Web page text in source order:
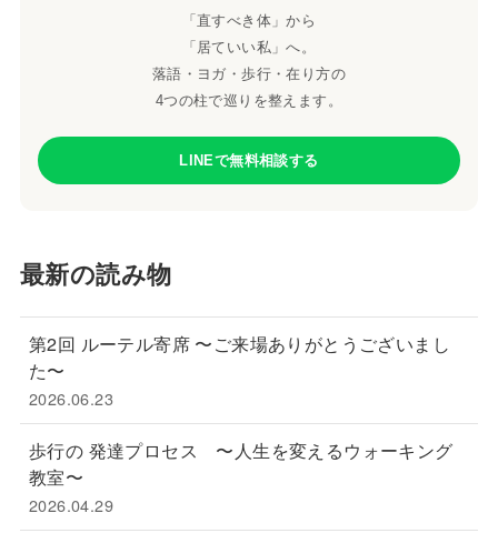
「直すべき体」から
「居ていい私」へ。
落語・ヨガ・歩行・在り方の
4つの柱で巡りを整えます。
LINEで無料相談する
最新の読み物
第2回 ルーテル寄席 〜ご来場ありがとうございまし
た〜
2026.06.23
歩行の 発達プロセス 〜人生を変えるウォーキング
教室〜
2026.04.29